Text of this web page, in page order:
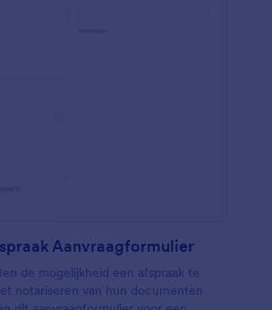
Aanvraagformulier
de mogelijkheid een afspraak te
notariseren van hun documenten